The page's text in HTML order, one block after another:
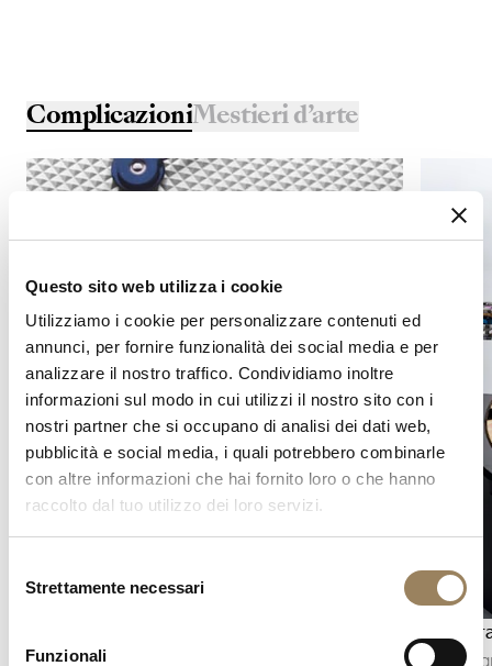
Questo sito web utilizza i cookie
Utilizziamo i cookie per personalizzare contenuti ed
annunci, per fornire funzionalità dei social media e per
analizzare il nostro traffico. Condividiamo inoltre
informazioni sul modo in cui utilizzi il nostro sito con i
nostri partner che si occupano di analisi dei dati web,
pubblicità e social media, i quali potrebbero combinarle
con altre informazioni che hai fornito loro o che hanno
raccolto dal tuo utilizzo dei loro servizi.
delStrettamente necessari
Funzionali
ComplicazioniMestieri d’arte